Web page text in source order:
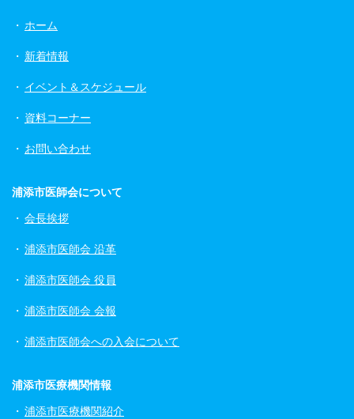
ホーム
新着情報
イベント＆スケジュール
資料コーナー
お問い合わせ
浦添市医師会について
会長挨拶
浦添市医師会 沿革
浦添市医師会 役員
浦添市医師会 会報
浦添市医師会への入会について
浦添市医療機関情報
浦添市医療機関紹介